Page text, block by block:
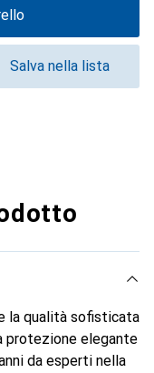
Salva nella lista
la qualità sofisticata
protezione elegante
da esperti nella